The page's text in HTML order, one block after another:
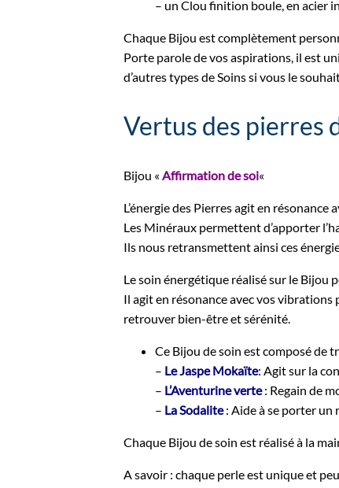
– un Clou finition boule, en acier
Chaque Bijou est complètement
Porte parole de vos aspirations, il est
d’autres types de Soins si vous le
Vertus des pierres
Bijou « Affirmation de soi«
L’énergie des Pierres agit en
Les Minéraux permettent d’apporter
Ils nous retransmettent ainsi ces
Le soin énergétique réalisé sur le Bijou
Il agit en résonance avec vos vibrations
retrouver bien-être et sérénité.
Ce Bijou de soin est composé de
– Le Jaspe Mokaïte: Agit sur la
– L’Aventurine verte: Regain de
– La Sodalite: Aide à se porter un
Chaque Bijou de soin est réalisé à la
A savoir : chaque perle est unique et